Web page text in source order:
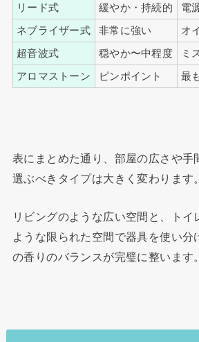
リード式 緩やか・持続的 電
ネブライザー式 非常に強い オ
超音波式 穏やか〜中程度 ミ
アロマストーン ピンポイント 最
表にまとめた通り、部屋の広さや手
選ぶべきタイプは大きく変わります。
リビングのような広い空間と、トイ
ような限られた空間で器具を使い分
の香りのバランスが完璧に整います。